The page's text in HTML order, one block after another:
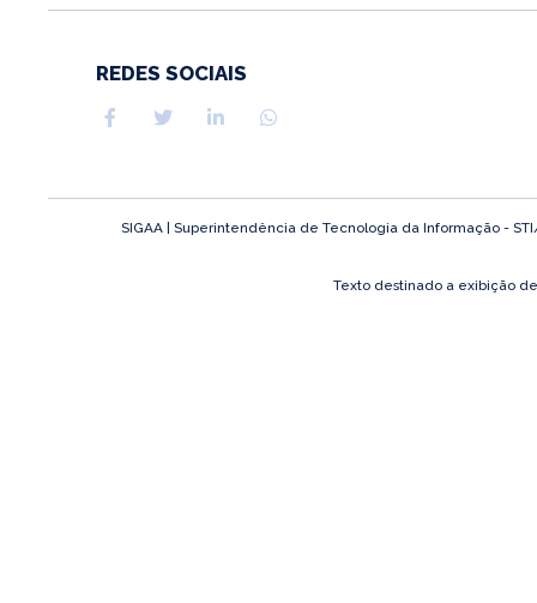
REDES SOCIAIS
SIGAA | Superintendência de Tecnologia da Informação -
Texto destinado a exibição